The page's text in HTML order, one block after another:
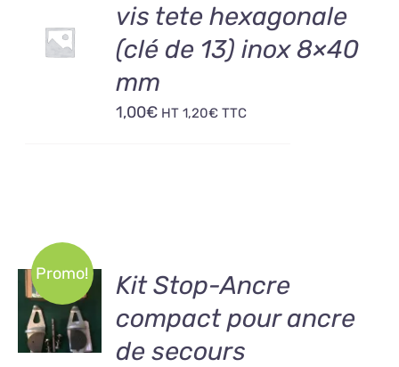
AU
PANIER
vis tete hexagonale
(clé de 13) inox 8×40
mm
1,00€ HT1,20€ TTC
Promo!
AJOUTER
PANIER
/
DÉTAILS
Kit Stop-Ancre
compact pour ancre
de secours